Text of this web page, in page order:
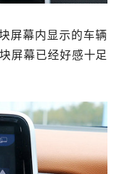
屏幕内显示的车辆
屏幕已经好感十足